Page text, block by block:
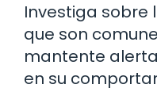
Investiga sobre
que son
mantente
en su